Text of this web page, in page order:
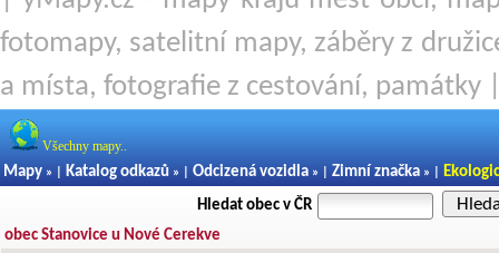
fotomapy, satelitní mapy, záběry z
a místa, fotografie z cestování, památky
Všechny mapy..
Mapy » | Katalog odkazů » | Odcizená vozidla » | Zimní značka » |
Hledat obec v ČR
obec Stanovice u Nové Cerekve